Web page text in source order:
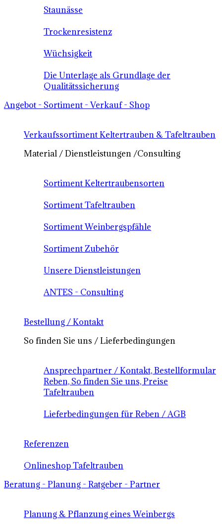
Staunässe
Trockenresistenz
Wüchsigkeit
Die Unterlage als Grundlage der
Qualitätssicherung
Angebot - Sortiment - Verkauf - Shop
Verkaufssortiment Keltertrauben & Tafeltrauben
Material / Dienstleistungen /Consulting
Sortiment Keltertraubensorten
Sortiment Tafeltrauben
Sortiment Weinbergspfähle
Sortiment Zubehör
Unsere Dienstleistungen
ANTES - Consulting
Bestellung / Kontakt
So finden Sie uns / Lieferbedingungen
Ansprechpartner / Kontakt, Bestellformular
Reben, So finden Sie uns, Preise
Tafeltrauben
Lieferbedingungen für Reben / AGB
Referenzen
Onlineshop Tafeltrauben
Beratung - Planung - Ratgeber - Partner
Planung & Pflanzung eines Weinbergs